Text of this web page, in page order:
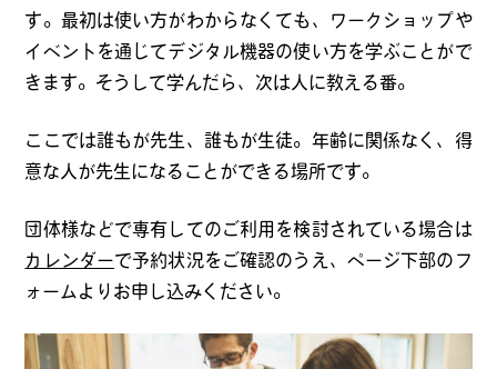
す。最初は使い方がわからなくても、ワークショップや
イベントを通じてデジタル機器の使い方を学ぶことがで
きます。そうして学んだら、次は人に教える番。
ここでは誰もが先生、誰もが生徒。年齢に関係なく、得
意な人が先生になることができる場所です。
団体様などで専有してのご利用を検討されている場合は
カレンダーで予約状況をご確認のうえ、ページ下部のフ
ォームよりお申し込みください。